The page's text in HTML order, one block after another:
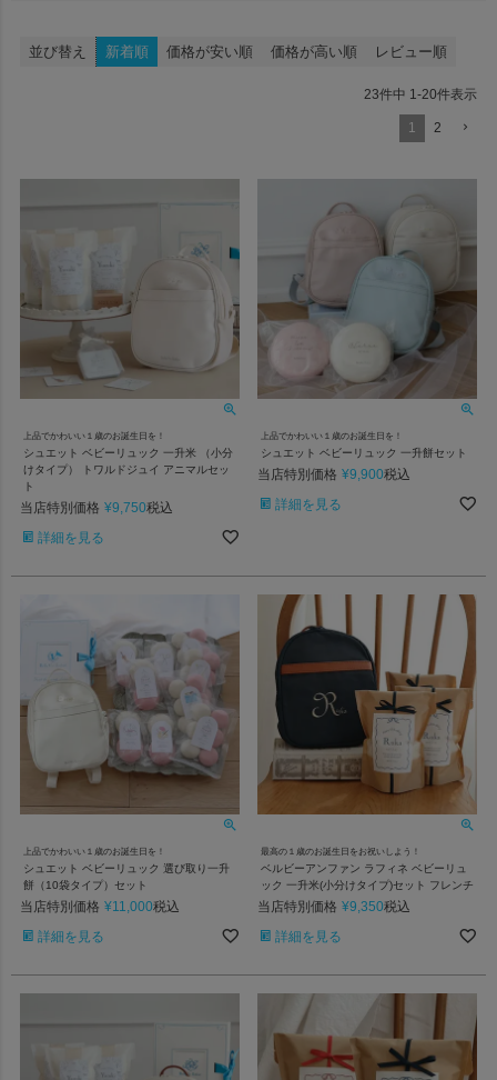
お餅もお米も小分け10袋タイプは、選び取りイラストのデザインがある
ので、これ一つで一升餅も選び取りも楽しむことができます。
自社栽培の減農薬・有機肥料で育てた「銀のすずめ（カグラモチ）」を
100％使い、昔ながらの製造方法で搗きあげて作られています。
並び替え 新着順 価格が安い順 価格が高い順 レビュー順
23件中 1-20件表示
1 2
上品でかわいい１歳のお誕生日を！
シュエット ベビーリュック 一升米 （小分
けタイプ） トワルドジュイ アニマルセッ
ト
当店特別価格 ¥9,750税込
詳細を見る
上品でかわいい１歳のお誕生日を！
シュエット ベビーリュック 一升餅セット
当店特別価格 ¥9,900税込
詳細を見る
上品でかわいい１歳のお誕生日を！
シュエット ベビーリュック 選び取り一升
餅（10袋タイプ）セット
当店特別価格 ¥11,000税込
詳細を見る
最高の１歳のお誕生日をお祝いしよう！
ベルビーアンファン ラフィネ ベビーリュ
ック 一升米(小分けタイプ)セット フレンチ
当店特別価格 ¥9,350税込
詳細を見る